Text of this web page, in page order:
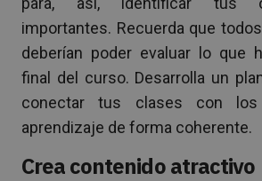
importantes. Recuerda que
deberían poder evaluar lo que
final del curso. Desarrolla un
conectar tus clases con los
aprendizaje de forma coherente.
Crea contenido atractivo